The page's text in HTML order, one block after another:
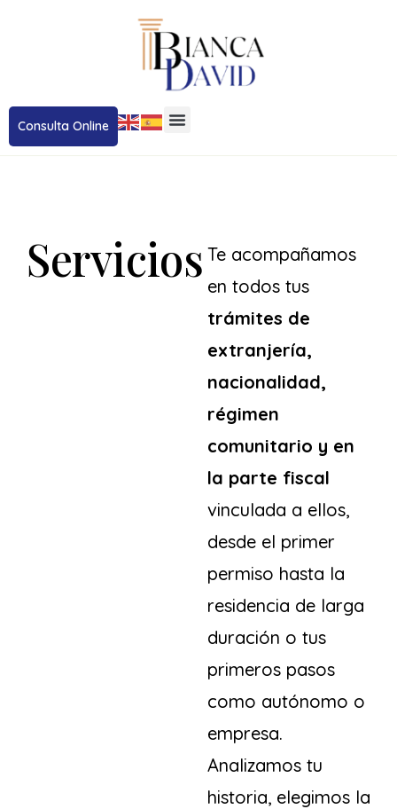
Consulta Online
Servicios Te acompañamos
en todos tus
trámites de
extranjería,
nacionalidad,
régimen
comunitario y en
la parte fiscal
vinculada a ellos,
desde el primer
permiso hasta la
residencia de larga
duración o tus
primeros pasos
como autónomo o
empresa.
Analizamos tu
historia, elegimos la